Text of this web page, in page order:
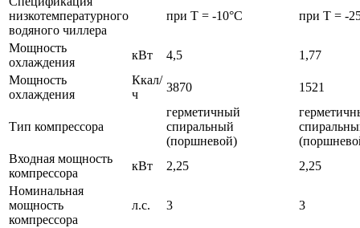
низкотемпературного
водяного чиллера
при Т = -10°С при Т = -
Мощность
охлаждения
кВт 4,5
1,77
Мощность
охлаждения
Ккал/
ч
3870 1521
Тип компрессора
герметичный
спиральный
(поршневой)
Входная мощность
компрессора
кВт 2,25
2,25
Номинальная
мощность
компрессора
л.с. 3 3